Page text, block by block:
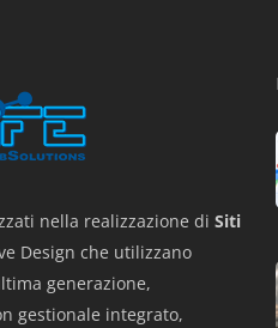
nella realizzazione di Siti
Design che utilizzano
generazione,
gestionale integrato,